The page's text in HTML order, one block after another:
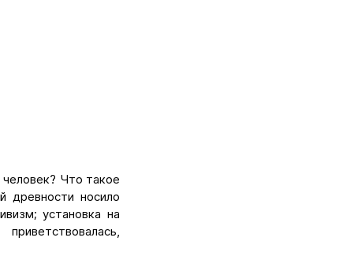
Что такое
древности носило
установка на